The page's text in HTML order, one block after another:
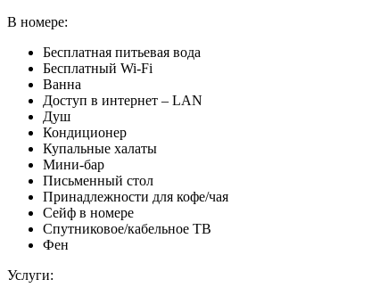
В номере:
Бесплатная питьевая вода
Бесплатный Wi-Fi
Ванна
Доступ в интернет – LAN
Душ
Кондиционер
Купальные халаты
Мини-бар
Письменный стол
Принадлежности для кофе/чая
Сейф в номере
Спутниковое/кабельное ТВ
Фен
Услуги: